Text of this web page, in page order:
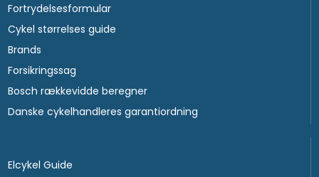
Fortrydelsesformular
Cykel størrelses guide
Brands
Forsikringssag
Bosch rækkevidde beregner
Danske cykelhandleres garantiordning
Elcykel Guide